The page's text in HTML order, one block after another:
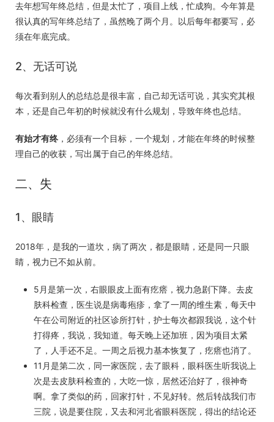
去年想写年终总结，但是太忙了，项目上线，忙成狗。今年算是
很认真的写年终总结了，虽然晚了两个月。以后每年都要写，必
须在年底完成。
2、无话可说
每次看到别人的总结总是很丰富，自己却无话可说，其实究其根
本，还是自己年初的时候就没有什么规划，导致年终也总结。
有始才有终 ，必须有一个目标，一个规划，才能在年终的时候整
理自己的收获，写出属于自己的年终总结。
二、失
1、眼睛
2018年，是我的一道坎，病了两次，都是眼睛，还是同一只眼
睛，视力已不如从前。
5月是第一次，右眼眼皮上面有疙瘩，视力急剧下降。去皮
肤科检查，医生说是病毒疱疹，拿了一周的维生素，每天中
午在公司附近的社区诊所打针，护士每次都跟我说，这个针
打得疼，我说，我知道。每天晚上还加班，因为项目太紧
了，人手还不足。一周之后视力基本恢复了，疙瘩也消了。
11月是第二次，同一家医院，去了眼科，眼科医生听我说上
次是去皮肤科检查的，大吃一惊，居然还治好了，很神奇
啊。拿了类似的药，回家打针，不见好转。然后转战我们市
三院，说是要住院，又去和河北省眼科医院，得出的结论还